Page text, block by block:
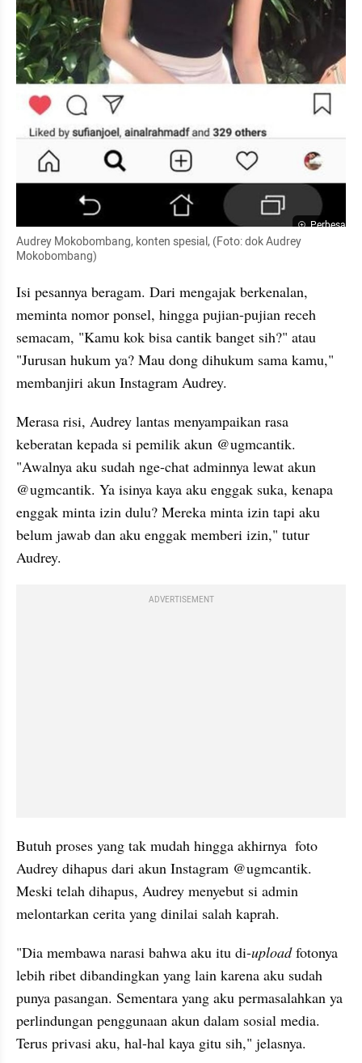
Perbesar
Audrey Mokobombang, konten spesial, (Foto: dok Audrey
Mokobombang)
Isi pesannya beragam. Dari mengajak berkenalan,
meminta nomor ponsel, hingga pujian-pujian receh
semacam, "Kamu kok bisa cantik banget sih?" atau
"Jurusan hukum ya? Mau dong dihukum sama kamu,"
membanjiri akun Instagram Audrey.
Merasa risi, Audrey lantas menyampaikan rasa
keberatan kepada si pemilik akun @ugmcantik.
"Awalnya aku sudah nge-chat adminnya lewat akun
@ugmcantik. Ya isinya kaya aku enggak suka, kenapa
enggak minta izin dulu? Mereka minta izin tapi aku
belum jawab dan aku enggak memberi izin," tutur
Audrey.
ADVERTISEMENT
Butuh proses yang tak mudah hingga akhirnya  foto
Audrey dihapus dari akun Instagram @ugmcantik.
Meski telah dihapus, Audrey menyebut si admin
melontarkan cerita yang dinilai salah kaprah.
"Dia membawa narasi bahwa aku itu di-upload fotonya
lebih ribet dibandingkan yang lain karena aku sudah
punya pasangan. Sementara yang aku permasalahkan ya
perlindungan penggunaan akun dalam sosial media.
Terus privasi aku, hal-hal kaya gitu sih," jelasnya.